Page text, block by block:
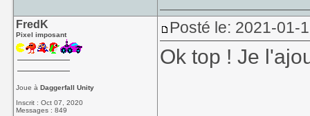
FredK
Pixel imposant
Joue àDaggerfall Unity
Inscrit : Oct 07, 2020
Messages : 849
Posté le: 2021-01-
Ok top ! Je